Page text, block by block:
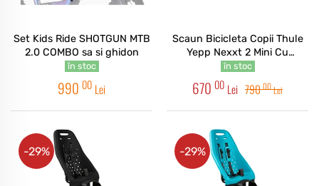
Set Kids Ride SHOTGUN MTB
2.0 COMBO sa si ghidon
în stoc
990 00 Lei
Scaun Bicicleta Copii Thule
Yepp Nexxt 2 Mini Cu
Montare In Fata - Mint Green
în stoc
670 00 Lei 79000Lei
-29% -29%